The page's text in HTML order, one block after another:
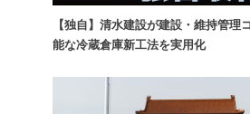
【独自】清水建設が建設・維持管理
能な冷蔵倉庫新工法を実用化